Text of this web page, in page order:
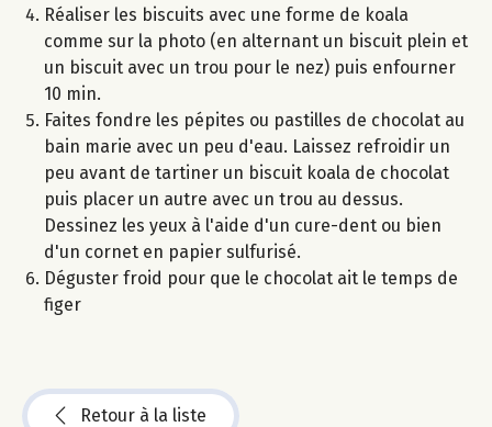
Réaliser les biscuits avec une forme de koala
comme sur la photo (en alternant un biscuit plein et
un biscuit avec un trou pour le nez) puis enfourner
10 min.
Faites fondre les pépites ou pastilles de chocolat au
bain marie avec un peu d'eau. Laissez refroidir un
peu avant de tartiner un biscuit koala de chocolat
puis placer un autre avec un trou au dessus.
Dessinez les yeux à l'aide d'un cure-dent ou bien
d'un cornet en papier sulfurisé.
Déguster froid pour que le chocolat ait le temps de
figer
Retour à la liste